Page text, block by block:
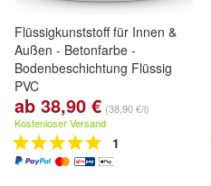
Flüssigkunststoff für Innen &
Außen - Betonfarbe -
Bodenbeschichtung Flüssig
PVC
ab 38,90 € (38,90 €/l)
Kostenloser Versand
1